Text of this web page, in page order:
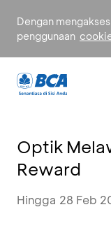
Dengan
penggunaan
Optik
Reward
Hingga 28 Feb